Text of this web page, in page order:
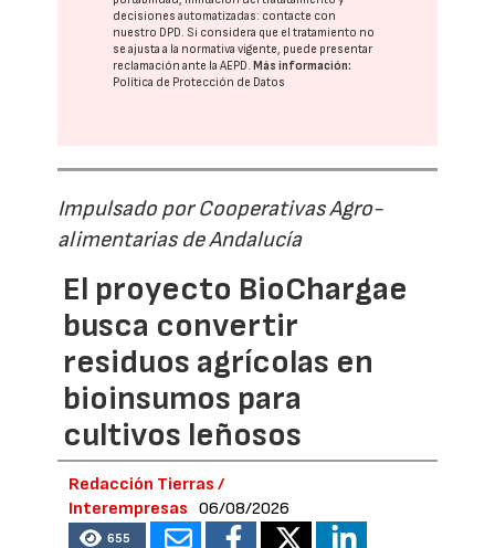
decisiones automatizadas: contacte con
nuestro DPD. Si considera que el tratamiento no
se ajusta a la normativa vigente, puede presentar
reclamación ante laAEPD.Más información:
Política de Protección de Datos
Impulsado por Cooperativas Agro-
alimentarias de Andalucía
El proyecto BioChargae
busca convertir
residuos agrícolas en
bioinsumos para
cultivos leñosos
Redacción Tierras /
Interempresas
06/08/2026
655